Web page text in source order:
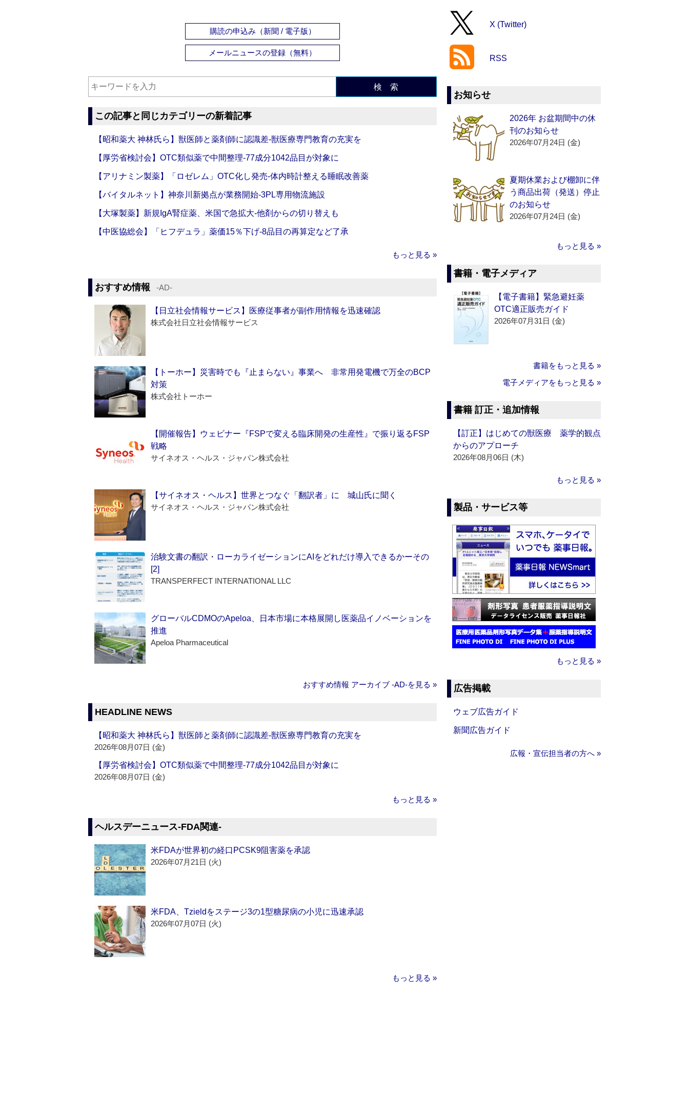
購読の申込み（新聞 / 電子版）
メールニュースの登録（無料）
検 索
この記事と同じカテゴリーの新着記事
【昭和薬大 神林氏ら】獣医師と薬剤師に認識差‐獣医療専門教育の充実を
【厚労省検討会】OTC類似薬で中間整理‐77成分1042品目が対象に
【アリナミン製薬】「ロゼレム」OTC化し発売‐体内時計整える睡眠改善薬
【バイタルネット】神奈川新拠点が業務開始‐3PL専用物流施設
【大塚製薬】新規IgA腎症薬、米国で急拡大‐他剤からの切り替えも
【中医協総会】「ヒフデュラ」薬価15％下げ‐8品目の再算定など了承
もっと見る »
おすすめ情報 ‐AD‐
【日立社会情報サービス】医療従事者が副作用情報を迅速確認
株式会社日立社会情報サービス
【トーホー】災害時でも『止まらない』事業へ 非常用発電機で万全のBCP
対策
株式会社トーホー
【開催報告】ウェビナー『FSPで変える臨床開発の生産性』で振り返るFSP
戦略
サイネオス・ヘルス・ジャパン株式会社
【サイネオス・ヘルス】世界とつなぐ「翻訳者」に 城山氏に聞く
サイネオス・ヘルス・ジャパン株式会社
治験文書の翻訳・ローカライゼーションにAIをどれだけ導入できるかーその
[2]
TRANSPERFECT INTERNATIONAL LLC
グローバルCDMOのApeloa、日本市場に本格展開し医薬品イノベーションを
推進
Apeloa Pharmaceutical
おすすめ情報 アーカイブ ‐AD‐を見る »
HEADLINE NEWS
【昭和薬大 神林氏ら】獣医師と薬剤師に認識差‐獣医療専門教育の充実を
2026年08月07日 (金)
【厚労省検討会】OTC類似薬で中間整理‐77成分1042品目が対象に
2026年08月07日 (金)
もっと見る »
ヘルスデーニュース‐FDA関連‐
米FDAが世界初の経口PCSK9阻害薬を承認
2026年07月21日 (火)
米FDA、Tzieldをステージ3の1型糖尿病の小児に迅速承認
2026年07月07日 (火)
もっと見る »
X (Twitter)
RSS
お知らせ
2026年 お盆期間中の休
刊のお知らせ
2026年07月24日 (金)
夏期休業および棚卸に伴
う商品出荷（発送）停止
のお知らせ
2026年07月24日 (金)
もっと見る »
書籍・電子メディア
【電子書籍】緊急避妊薬
OTC適正販売ガイド
2026年07月31日 (金)
書籍をもっと見る »
電子メディアをもっと見る »
書籍 訂正・追加情報
【訂正】はじめての獣医療 薬学的観点
からのアプローチ
2026年08月06日 (木)
もっと見る »
製品・サービス等
もっと見る »
広告掲載
ウェブ広告ガイド
新聞広告ガイド
広報・宣伝担当者の方へ »